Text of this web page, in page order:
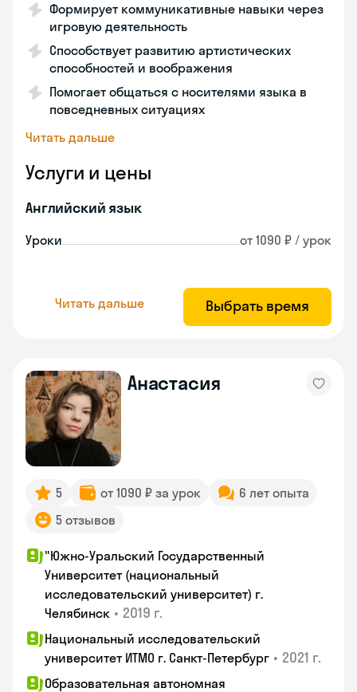
Формирует коммуникативные навыки через
игровую деятельность
Способствует развитию артистических
способностей и воображения
Помогает общаться с носителями языка в
повседневных ситуациях
Читать дальше
Услуги и цены
Английский язык
Уроки от 1090 ₽ / урок
Читать дальше Выбрать время
Анастасия
5 от 1090 ₽ за урок
6 лет опыта
5 отзывов
"Южно-Уральский Государственный
Университет (национальный
исследовательский университет) г.
Челябинск • 2019 г.
Национальный исследовательский
университет ИТМО г. Санкт-Петербург • 2021 г.
Образовательная автономная